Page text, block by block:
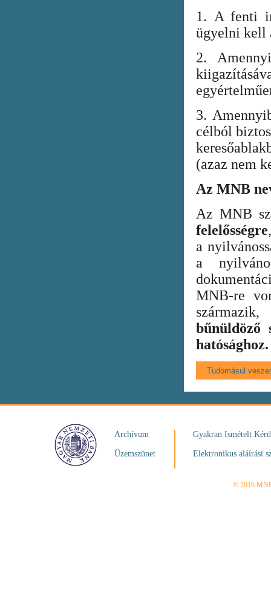
1. A fenti
ügyelni kell
2.
3.
célból
(azaz nem
Az MNB
Az MNB
felelősségre
a
a
MNB-re
bűnüldöző
hatósághoz.
Archívum
Üzemszünet
Gyakran Ismételt
Elektronikus aláírási
© 2016